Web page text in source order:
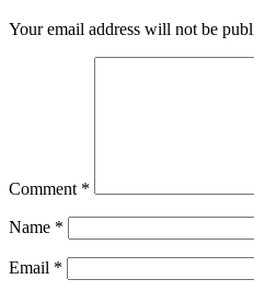
Your email address will not be
Comment *
Name *
Email *